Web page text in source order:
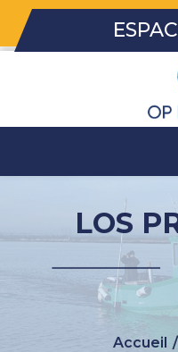
LOS
Accueil /